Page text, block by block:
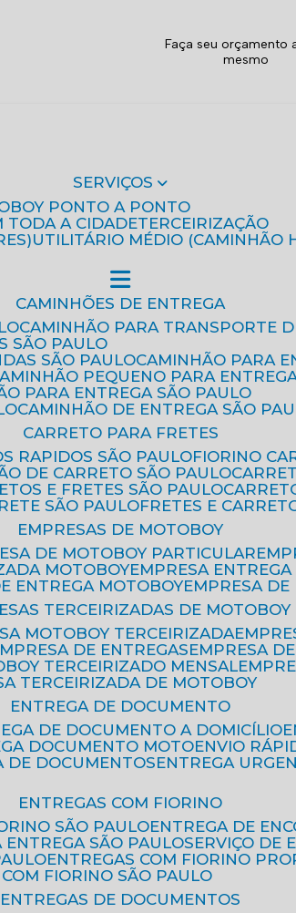
Faça seu orçamento
mesmo
SERVIÇOS
PONTO A PONTO
TODA A CIDADE
TERCEIRIZAÇÃO
UTILITÁRIO MÉDIO (CAMINHÃO
CAMINHÕES DE ENTREGA
CAMINHÃO PARA TRANSPORTE
SÃO PAULO
SÃO PAULO
CAMINHÃO PARA
CAMINHÃO PEQUENO PARA
PARA ENTREGA SÃO PAULO
CAMINHÃO DE ENTREGA SÃO
CARRETO PARA FRETES
RAPIDOS SÃO PAULO
FIORINO
DE CARRETO SÃO PAULO
E FRETES SÃO PAULO
SÃO PAULO
FRETES E
EMPRESAS DE MOTOBOY
DE MOTOBOY PARTICULAR
MOTOBOY
EMPRESA
ENTREGA MOTOBOY EMPRESA
TERCEIRIZADAS DE MOTOBOY
MOTOBOY TERCEIRIZADA
EMPRESA DE ENTREGAS
EMPRESA
TERCEIRIZADO MENSAL
TERCEIRIZADA DE MOTOBOY
ENTREGA DE DOCUMENTO
DE DOCUMENTO A DOMICÍLIO
DOCUMENTO MOTO
ENVIO
DE DOCUMENTOS
ENTREGA
ENTREGAS COM FIORINO
SÃO PAULO
ENTREGA DE
ENTREGA SÃO PAULO
SERVIÇO
ENTREGAS COM FIORINO
COM FIORINO SÃO PAULO
ENTREGAS DE DOCUMENTOS